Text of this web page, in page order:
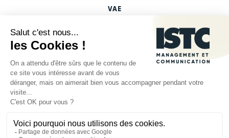
VAE
FICHES PARCOURS DE FORMATION
LES DÉBOUCHÉS PAR MASTERS
LES DÉBOUCHÉS PAR DOMAINES
MENTIONS LÉGALES
DÉCLARATION D'ACCESSIBILITÉ
Plan du site